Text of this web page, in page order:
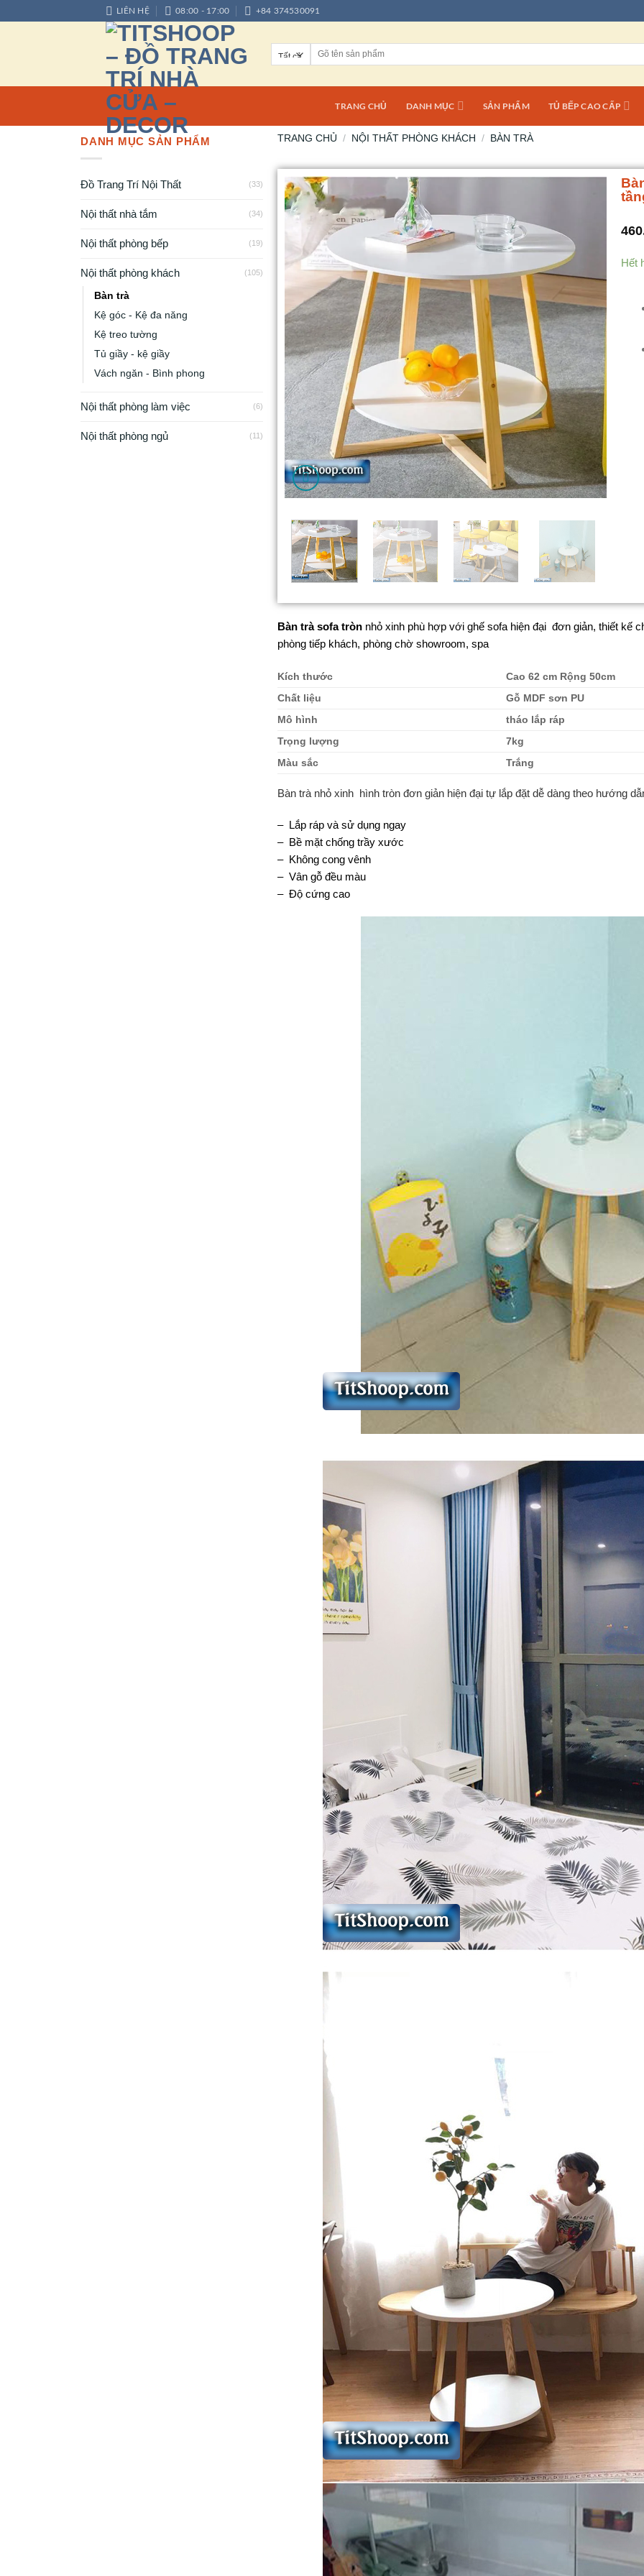
LIÊN HỆ 08:00 - 17:00 +84 374530091
TRANG CHỦ DANH MỤC SẢN PHẨM TỦ BẾP CAO CẤP
DANH MỤC SẢN PHẨM
Đồ Trang Trí Nội Thất (33)
Nội thất nhà tắm (34)
Nội thất phòng bếp (19)
Nội thất phòng khách (105)
Bàn trà
Kệ góc - Kệ đa năng
Kệ treo tường
Tủ giầy - kệ giầy
Vách ngăn - Bình phong
Nội thất phòng làm việc (6)
Nội thất phòng ngủ (11)
TRANG CHỦ / NỘI THẤT PHÒNG KHÁCH / BÀN TRÀ
Hết
Bàn trà sofa trònnhỏ xinh phù hợp với ghế sofa hiện đại đơn giản, thiết kế
phòng tiếp khách, phòng chờ showroom, spa
Kích thước
Cao 62 cm Rộng 50cm
Chất liệu
Gỗ MDF sơn PU
Mô hình
tháo lắp ráp
Trọng lượng
7kg
Màu sắc
Trắng
Bàn trà nhỏ xinh hình tròn đơn giản hiện đại tự lắp đặt dễ dàng theo hướng
– Lắp ráp và sử dụng ngay
– Bề mặt chống trầy xước
– Không cong vênh
– Vân gỗ đều màu
– Độ cứng cao